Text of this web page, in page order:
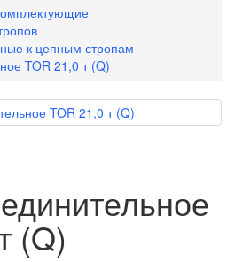
к цепным стропам
TOR 21,0 т (Q)
(Q)